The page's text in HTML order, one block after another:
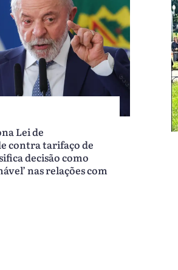
Lei de
contra tarifaço de
decisão como
nas relações com